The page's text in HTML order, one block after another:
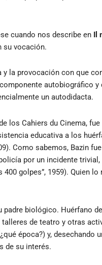
cuando nos describe en Il
su vocación.
y la provocación con que
autobiográfico y
un autodidacta.
los Cahiers du Cinema, fue
educativa a los
Como sabemos, Bazin fue
por un incidente trivial,
golpes”, 1959). Quien lo
padre biológico. Huérfano
de teatro y otras
época?) y, desechando
de su interés.